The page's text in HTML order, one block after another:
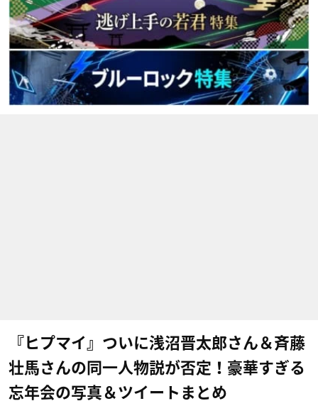
『ヒプマイ』ついに浅沼晋太郎さん＆斉藤
壮馬さんの同一人物説が否定！豪華すぎる
忘年会の写真＆ツイートまとめ